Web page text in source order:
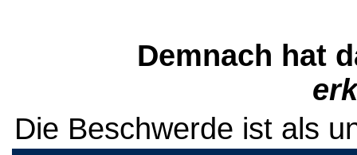
Demnach hat
Die Beschwerde ist als